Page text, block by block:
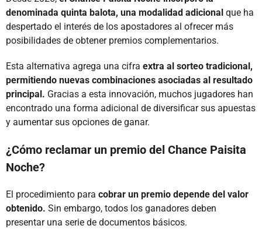
denominada quinta balota, una modalidad adicional que ha
despertado el interés de los apostadores al ofrecer más
posibilidades de obtener premios complementarios.
Esta alternativa agrega una cifra extra al sorteo tradicional,
permitiendo nuevas combinaciones asociadas al resultado
principal. Gracias a esta innovación, muchos jugadores han
encontrado una forma adicional de diversificar sus apuestas
y aumentar sus opciones de ganar.
¿Cómo reclamar un premio del Chance Paisita
Noche?
El procedimiento para cobrar un premio depende del valor
obtenido. Sin embargo, todos los ganadores deben
presentar una serie de documentos básicos.